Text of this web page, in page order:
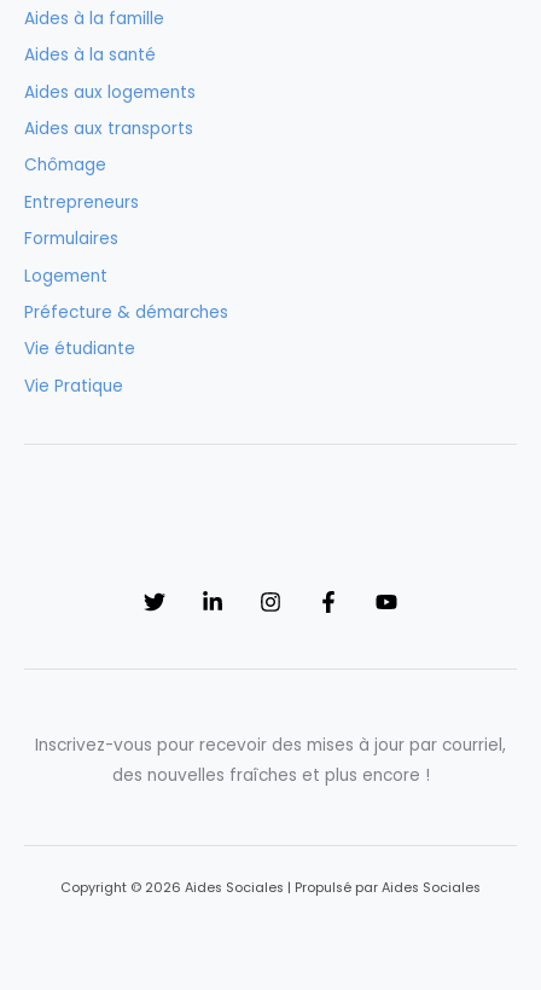
Aides à la famille
Aides à la santé
Aides aux logements
Aides aux transports
Chômage
Entrepreneurs
Formulaires
Logement
Préfecture & démarches
Vie étudiante
Vie Pratique
Inscrivez-vous pour recevoir des mises à jour par courriel,
des nouvelles fraîches et plus encore !
Copyright © 2026 Aides Sociales | Propulsé par Aides Sociales